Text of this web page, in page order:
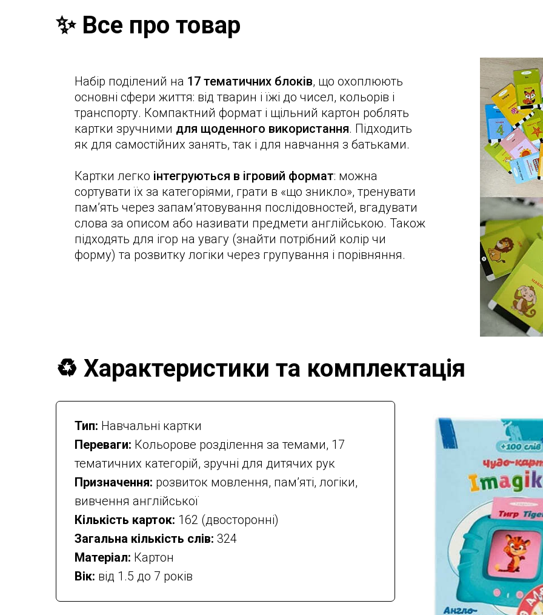
✨ Все про товар
Набір поділений на 17 тематичних блоків, що охоплюють
основні сфери життя: від тварин і їжі до чисел, кольорів і
транспорту. Компактний формат і щільний картон роблять
картки зручними для щоденного використання. Підходить
як для самостійних занять, так і для навчання з батьками.
Картки легко інтегруються в ігровий формат: можна
сортувати їх за категоріями, грати в «що зникло», тренувати
пам’ять через запам’ятовування послідовностей, вгадувати
слова за описом або називати предмети англійською. Також
підходять для ігор на увагу (знайти потрібний колір чи
форму) та розвитку логіки через групування і порівняння.
♻️ Характеристики та комплектація
Тип: Навчальні картки
Переваги: Кольорове розділення за темами, 17
тематичних категорій, зручні для дитячих рук
Призначення: розвиток мовлення, пам’яті, логіки,
вивчення англійської
Кількість карток: 162 (двосторонні)
Загальна кількість слів: 324
Матеріал: Картон
Вік: від 1.5 до 7 років